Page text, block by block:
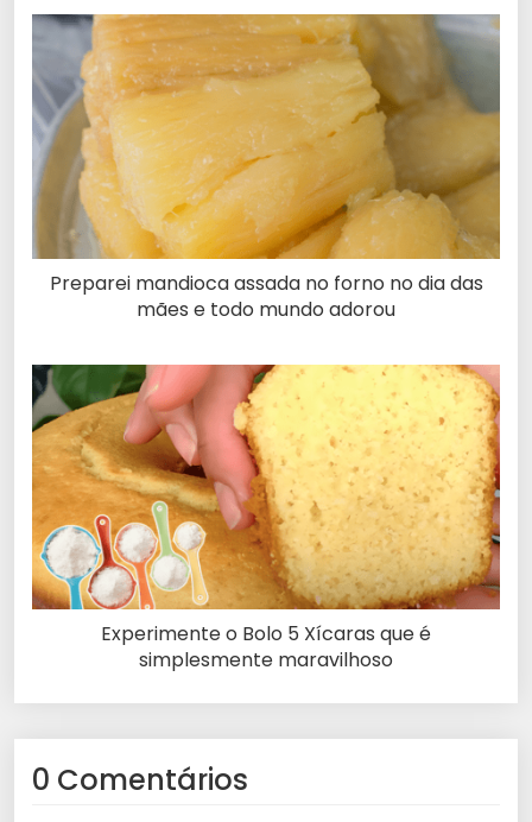
Preparei mandioca assada no forno no dia das
mães e todo mundo adorou
Experimente o Bolo 5 Xícaras que é
simplesmente maravilhoso
0 Comentários